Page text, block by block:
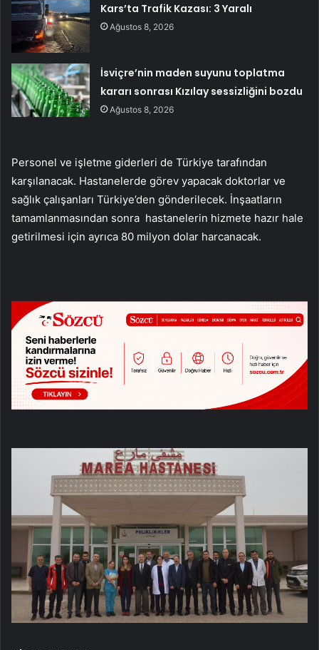
Kars’ta Trafik Kazası: 3 Yaralı
Ağustos 8, 2026
İsviçre’nin maden suyunu toplatma
kararı sonrası Kızılay sessizliğini bozdu
Ağustos 8, 2026
Personel ve işletme giderleri de Türkiye tarafından
karşılanacak. Hastanelerde görev yapacak doktorlar ve
sağlık çalışanları Türkiye’den gönderilecek. İnşaatların
tamamlanmasından sonra hastanelerin hizmete hazır hale
getirilmesi için ayrıca 80 milyon dolar harcanacak.